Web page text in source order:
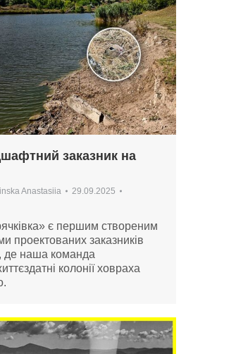
заказник на
Anastasiia
29.09.2025
є першим створеним
проектованих заказників
де наша команда
колонії ховраха